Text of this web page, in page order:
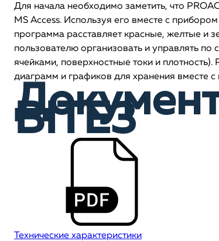
Для начала необходимо заметить, что
MS Access. Используя его вместе с
программа расставляет красные, желтые и
пользователю организовать и управлять
ячейками, поверхностные токи и
диаграмм и графиков для хранения вместе
BITE3
Технические характеристики